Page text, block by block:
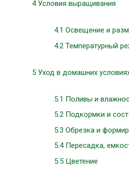
4Условия выращивания
4.1 Освещение и
4.2 Температурный
5 Уход в домашних
5.1 Поливы и
5.2 Подкормки и
5.3 Обрезка и
5.4Пересадка,
5.5 Цветение